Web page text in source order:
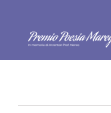
contenuto